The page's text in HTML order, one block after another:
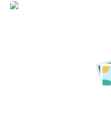
Турник треугольный 1,72